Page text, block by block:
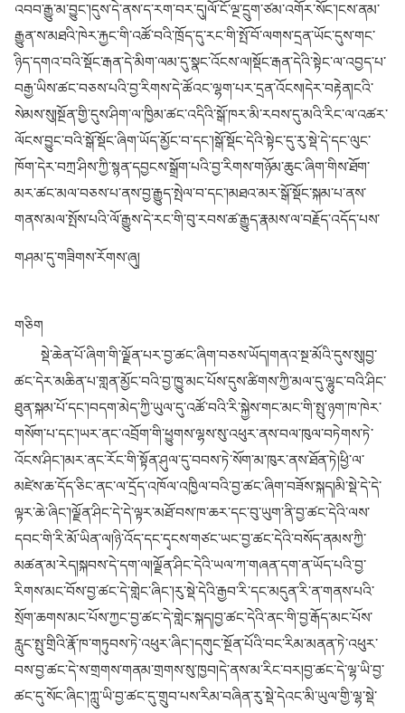
འབབ་རྒྱུ་མ་བྱུང་།དུས་དེ་ནས་ད་རག་བར་དུ།ལོ་ངོ་ལྔ་དྲུག་ཙམ་འགོར་སོང་།ངས་ནམ་
རྒྱུན་ས་མཐའི་ཁེར་རྐྱང་གི་འཚོ་བའི་ཁྲོད་དུ་རང་གི་སྤོ་བོ་ལགས་དྲན་ཡོང་དུས་གང་
ཉིད་དགའ་བའི་སྡོང་རྒན་དེ་མིག་ལམ་དུ་སྣང་འོངས་ལ།སྡོང་རྒན་དེའི་སྟེང་ལ་འབྱད་པ་
བརྒྱ་ཡིས་ཚང་བཅས་པའི་བྱ་རིགས་དེ་ཚོའང་ལྷག་པར་དྲན་འོངས།དེར་བརྟེན།ངའི་
སེམས་སུ།སྔོན་གྱི་དུས་ཤིག་ལ་ཁྱིམ་ཚང་འདིའི་སྒོ་ཁར་མི་རབས་དུ་མའི་རིང་ལ་འཚར་
ལོངས་བྱུང་བའི་སྒོ་སྡོང་ཞིག་ཡོད་མྱོང་བ་དང་།སྒོ་སྡོང་དེའི་སྟེང་དུ་རུ་སྡེ་དེ་དང་ལུང་
ཁོག་དེར་བཀྲ་ཤིས་ཀྱི་སྙན་དབྱངས་སྒྲོག་པའི་བྱ་རིགས་གཉོམ་ཆུང་ཞིག་གིས་ཐོག་
མར་ཚང་མལ་བཅས་པ་ནས་བྱ་རྒྱུད་སྤེལ་བ་དང་།མཐའ་མར་སྒོ་སྡོང་སྐམ་པ་ནས་
གནས་མལ་སྤོས་པའི་ལོ་རྒྱུས་དེ་རང་གི་བུ་རབས་ཚ་རྒྱུད་རྣམས་ལ་བརྗོད་འདོད་པས་
གཤམ་དུ་གཟིགས་རོགས་ཞུ།
གཅིག
སྡེ་ཆེན་པོ་ཞིག་གི་ལྗོན་པར་བྱ་ཚང་ཞིག་བཅས་ཡོད།གནའ་སྔ་མོའི་དུས་སུ།བྱ་
ཚང་དེར་མཆིན་པ་གླན་མྱོང་བའི་བྱ་ཁྱུ་མང་པོས་དུས་ཚིགས་ཀྱི་མལ་དུ་ལྷུང་བའི་ཤིང་
ཐུན་སྐམ་པོ་དང་།བདག་མེད་ཀྱི་ཡུལ་དུ་འཚོ་བའི་རི་སྐྱེས་གང་མང་གི་སྤུ་ཉག་ཁ་ཁེར་
གསོག་པ་དང་།ཡར་ནང་འབྲོག་གི་ཕྱུགས་ལྷས་སུ་འཕུར་ནས་བལ་ཁུལ་བཏེགས་ཏེ་
འོངས་ཤིང་།མར་ནང་རོང་གི་སྟོན་ཤུལ་དུ་བབས་ཏེ་སོག་མ་ཁུར་ནས་ཐོན་ཏེ།ཕྱི་ལ་
མཛེས་ཆ་དོད་ཅིང་ནང་ལ་དྲོད་འཁོལ་འཁྱིལ་བའི་བྱ་ཚང་ཞིག་བཟོས་སྐད།མི་སྡེ་དེ་དེ་
ལྟར་ཆེ་ཞིང་།ལྗོན་ཤིང་དེ་དེ་ལྟར་མཐོ་བས་ཁ་ཆར་དང་བུ་ཡུག་ནི་བྱ་ཚང་དེའི་ལས་
དབང་གི་རི་མོ་ཡིན་ལ།ཉི་འོད་དང་དྭངས་གཙང་ཡང་བྱ་ཚང་དེའི་བསོད་ནམས་ཀྱི་
མཚན་མ་རེད།སྐབས་དེ་དག་ལ།ལྗོན་ཤིང་དེའི་ཡལ་ཀ་གཞན་དག་ན་ཡོད་པའི་བྱ་
རིགས་མང་བོས་བྱ་ཚང་དེ་གླེང་ཞིང་།རུ་སྡེ་དེའི་རྒྱབ་རི་དང་མདུན་རི་ན་གནས་པའི་
སྲོག་ཆགས་མང་པོས་ཀྱང་བྱ་ཚང་དེ་གླེང་སྐད།བྱ་ཚང་དེའི་ནང་གི་བྱ་རྒོད་མང་པོས་
རླུང་སྤུ་གྲིའི་རྣོ་ཁ་གཏུབས་ཏེ་འཕུར་ཞིང་།དགུང་སྔོན་པོའི་བང་རིམ་མནན་ཏེ་འཕུར་
བས་བྱ་ཚང་དེ་ས་གྲགས་གནམ་གྲགས་སུ་ཁྱབ།དེ་ནས་མ་རིང་བར།བྱ་ཚང་དེ་ལྷ་ཡི་བྱ་
ཚང་དུ་སོང་ཞིང་།ཀླུ་ཡི་བྱ་ཚང་དུ་གྲུབ་པས་རིམ་བཞིན་རུ་སྡེ་དེའང་མི་ཡུལ་གྱི་ལྷ་སྡེ་